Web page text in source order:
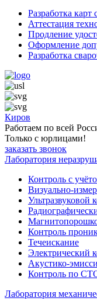
Разработка карт
Аттестация
Продление
Оформление
Разработка
Киров
Работаем по всей
Только с юрлицами!
заказать звонок
Лаборатория
Контроль с
Визуально-
Ультразвуковой
Контроль
Течеискание
Электрический
Акустико-
Контроль по
Лаборатория